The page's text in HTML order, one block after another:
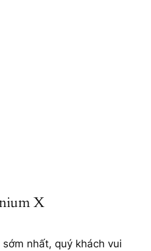
X
nhất, quý khách vui